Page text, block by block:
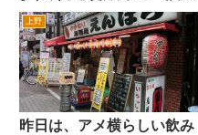
宮球場にラグビーや野球を見に行
ったときに利用したりします。
ふらんぼうさんのブログによる
と「1970年代から80年代にかけ
て北青山のこの地で営業して...
上野
昨日は、アメ横らしい飲み